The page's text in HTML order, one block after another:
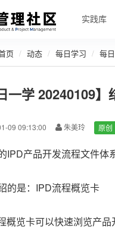
实践库
页 动态 每日学习 每
一学 20240109
09 09:13:00 朱美玲 原创
IPD产品开发流程文件体
的是：IPD流程概览卡
概览卡可以快速浏览产